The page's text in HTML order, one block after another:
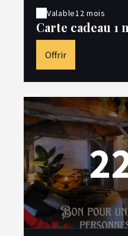
Valable12 mois
Carte cadeau 1
Offrir